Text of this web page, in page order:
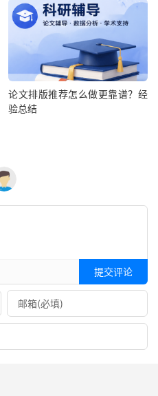
论文排版推荐怎么做更靠谱？经
验总结
提交评论